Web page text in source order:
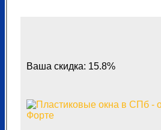
Ваша скидка: 15.8%